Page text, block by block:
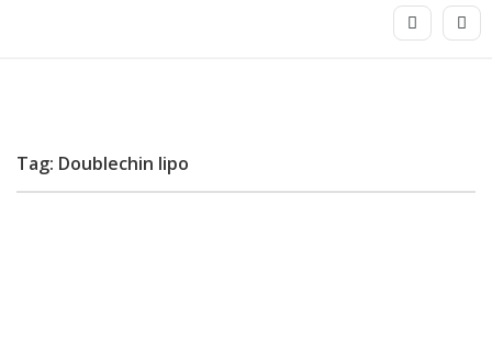
Tag: Doublechin lipo